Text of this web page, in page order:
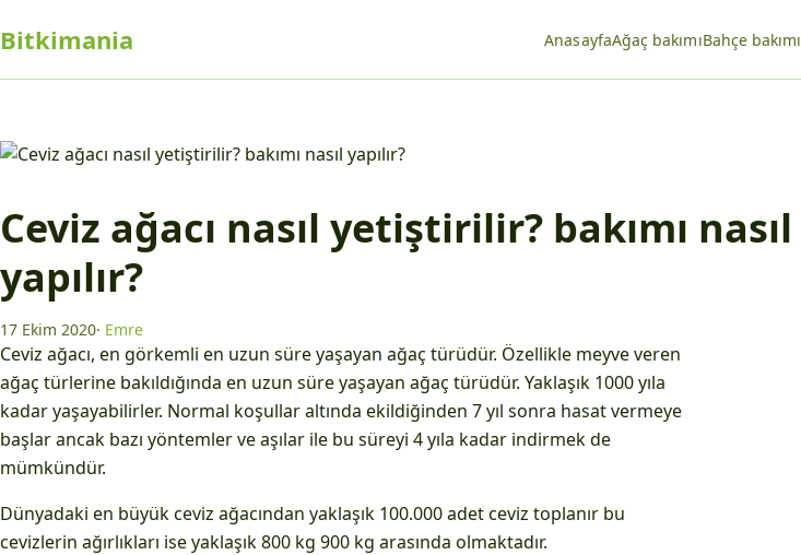
Bitkimania AnasayfaAğaç bakımıBahçe bakımı
Ceviz ağacı nasıl yetiştirilir? bakımı nasıl
yapılır?
17 Ekim 2020· Emre
Ceviz ağacı, en görkemli en uzun süre yaşayan ağaç türüdür. Özellikle meyve veren
ağaç türlerine bakıldığında en uzun süre yaşayan ağaç türüdür. Yaklaşık 1000 yıla
kadar yaşayabilirler. Normal koşullar altında ekildiğinden 7 yıl sonra hasat vermeye
başlar ancak bazı yöntemler ve aşılar ile bu süreyi 4 yıla kadar indirmek de
mümkündür.
Dünyadaki en büyük ceviz ağacından yaklaşık 100.000 adet ceviz toplanır bu
cevizlerin ağırlıkları ise yaklaşık 800 kg 900 kg arasında olmaktadır.